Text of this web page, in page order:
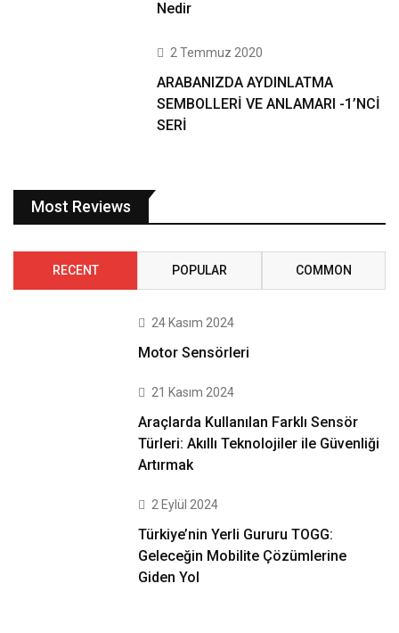
Nedir
2 Temmuz 2020
ARABANIZDA AYDINLATMA
SEMBOLLERİ VE ANLAMARI -1’NCİ
SERİ
Most Reviews
RECENT POPULAR COMMON
24 Kasım 2024
Motor Sensörleri
21 Kasım 2024
Araçlarda Kullanılan Farklı Sensör
Türleri: Akıllı Teknolojiler ile Güvenliği
Artırmak
2 Eylül 2024
Türkiye’nin Yerli Gururu TOGG:
Geleceğin Mobilite Çözümlerine
Giden Yol